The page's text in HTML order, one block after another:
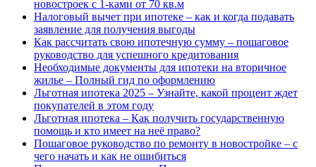
новостроек с 1-ками от 70 кв.м
Налоговый вычет при ипотеке – как и когда подавать
заявление для получения выгоды
Как рассчитать свою ипотечную сумму – пошаговое
руководство для успешного кредитования
Необходимые документы для ипотеки на вторичное
жилье – Полный гид по оформлению
Льготная ипотека 2025 – Узнайте, какой процент ждет
покупателей в этом году
Льготная ипотека – Как получить государственную
помощь и кто имеет на неё право?
Пошаговое руководство по ремонту в новостройке – с
чего начать и как не ошибиться